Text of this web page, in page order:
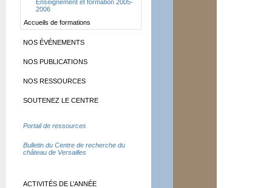
Enseignement et formation 2005-
2006
Accueils de formations
NOS ÉVÉNEMENTS
NOS PUBLICATIONS
NOS RESSOURCES
SOUTENEZ LE CENTRE
Portail de ressources
Bulletin du Centre de recherche du
château de Versailles
ACTIVITÉS DE L’ANNÉE